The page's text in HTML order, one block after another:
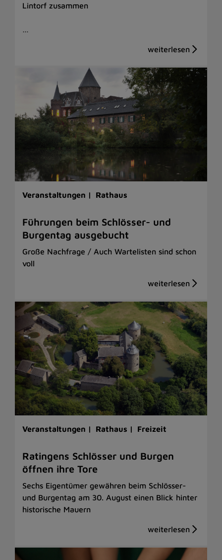
Lintorf zusammen
…
Veranstaltungen | Rathaus
Führungen beim Schlösser- und
Burgentag ausgebucht
Große Nachfrage / Auch Wartelisten sind schon
voll
Veranstaltungen | Rathaus | Freizeit
Ratingens Schlösser und Burgen
öffnen ihre Tore
Sechs Eigentümer gewähren beim Schlösser-
und Burgentag am 30. August einen Blick hinter
historische Mauern